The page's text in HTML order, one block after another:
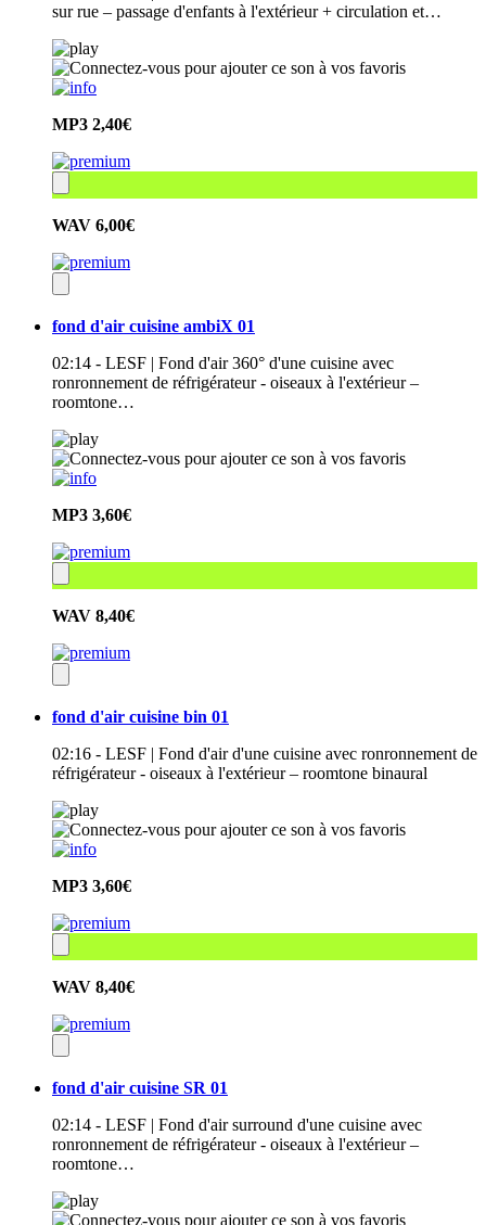
sur rue – passage d'enfants à l'extérieur + circulation et…
MP3 2,40€
WAV 6,00€
fond d'air cuisine ambiX 01
02:14 - LESF | Fond d'air 360° d'une cuisine avec
ronronnement de réfrigérateur - oiseaux à l'extérieur –
roomtone…
MP3 3,60€
WAV 8,40€
fond d'air cuisine bin 01
02:16 - LESF | Fond d'air d'une cuisine avec ronronnement de
réfrigérateur - oiseaux à l'extérieur – roomtone binaural
MP3 3,60€
WAV 8,40€
fond d'air cuisine SR 01
02:14 - LESF | Fond d'air surround d'une cuisine avec
ronronnement de réfrigérateur - oiseaux à l'extérieur –
roomtone…